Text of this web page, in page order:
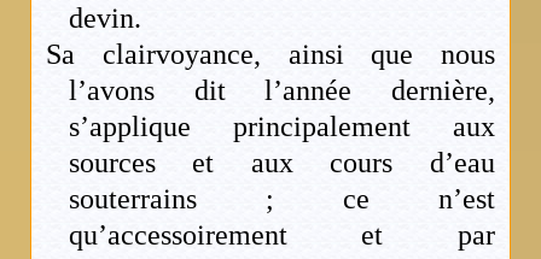
devin.
Sa clairvoyance, ainsi que nous
l’avons dit l’année dernière,
s’applique principalement aux
sources et aux cours d’eau
souterrains ; ce n’est
qu’accessoirement et par